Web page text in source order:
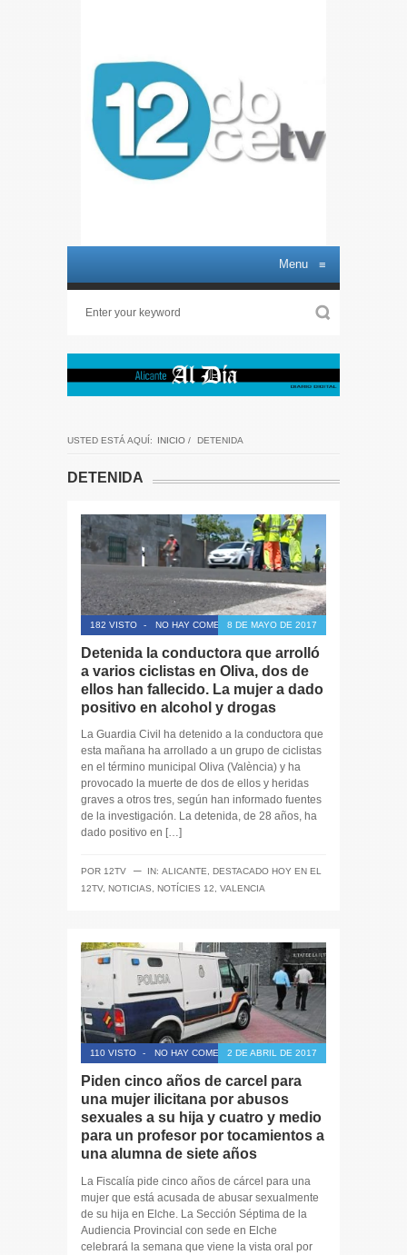
Menu ≡
USTED ESTÁ AQUÍ: INICIO / DETENIDA
DETENIDA
182 VISTO - NO HAY COMENTARIOS8 DE MAYO DE 2017
Detenida la conductora que arrolló
a varios ciclistas en Oliva, dos de
ellos han fallecido. La mujer a dado
positivo en alcohol y drogas
La Guardia Civil ha detenido a la conductora que
esta mañana ha arrollado a un grupo de ciclistas
en el término municipal Oliva (València) y ha
provocado la muerte de dos de ellos y heridas
graves a otros tres, según han informado fuentes
de la investigación. La detenida, de 28 años, ha
dado positivo en […]
POR 12TV ─ IN: ALICANTE, DESTACADO HOY EN EL
12TV, NOTICIAS, NOTÍCIES 12, VALENCIA
110 VISTO - NO HAY COMENTARIOS2 DE ABRIL DE 2017
Piden cinco años de carcel para
una mujer ilicitana por abusos
sexuales a su hija y cuatro y medio
para un profesor por tocamientos a
una alumna de siete años
La Fiscalía pide cinco años de cárcel para una
mujer que está acusada de abusar sexualmente
de su hija en Elche. La Sección Séptima de la
Audiencia Provincial con sede en Elche
celebrará la semana que viene la vista oral por